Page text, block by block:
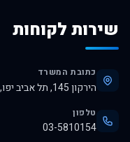
שירות לקוחות
כתובת המשרד
הירקון 145, תל אביב יפו, ישראל, 6345313
טלפון
03-5810154